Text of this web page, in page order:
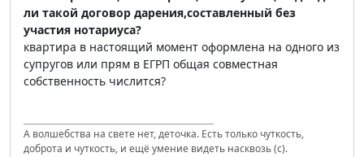
ли такой договор дарения,составленный без
участия нотариуса?
квартира в настоящий момент оформлена на одного из
супругов или прям в ЕГРП общая совместная
собственность числится?
А волшебства на свете нет, деточка. Есть только чуткость,
доброта и чуткость, и ещё умение видеть насквозь (с).